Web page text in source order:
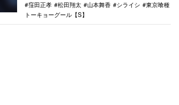
窪田正孝
松田翔太 山本舞香 シライシ
東京喰種
トーキョーグール【S】